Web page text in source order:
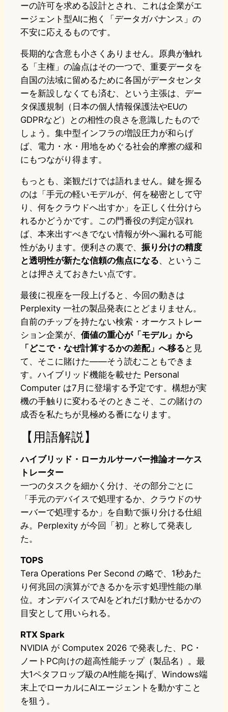
ーの許可を求める設計とされ、これは企業がエ
ージェント型AIに抱く「データガバナンス」の
不安に応えるものです。
長期的な含意も小さくありません。原典が触れ
る「主権」の論点はその一つで、重要データを
自国の法域に留めるために各国がデータセンタ
ーを新設しなくても済む、という主張は、デー
タ保護規制（日本の個人情報保護法やEUの
GDPRなど）との相性の良さを意識したもので
しょう。集中型インフラの増設圧力が和らげ
ば、電力・水・用地をめぐる社会的摩擦の緩和
にもつながり得ます。
もっとも、楽観だけでは語れません。鍵を握る
のは「手元の軽いモデルが、何を秘密として守
り、何をクラウドへ出すか」を正しく仕分けら
れるかどうかです。この門番役の判定が誤れ
ば、本来出すべきでない情報が外へ漏れる可能
性があります。便利さの裏で、 振り分けの精度
と透明性が新たな信頼の焦点になる、というこ
とは押さえておきたい点です。
最後に視座を一段上げると、今回の動きは
Perplexity 一社の製品発表にとどまりません。
自前のチップを持たない検索・オーケストレー
ション企業が、 価値の重心が「モデル」から
「どこで・なぜ計算するかの差配」へ移る と見
て、そこに賭けた——そう読むこともできま
す。ハイブリッド機能を載せた Personal
Computer は7月に登場する予定です。構想が実
機の手触りに変わるそのときこそ、この賭けの
成否を私たちが見極める番になります。
【用語解説】
ハイブリッド・ローカルサーバー推論オーケス
トレーター
一つのタスクを細かく分け、その部分ごとに
「手元のデバイスで処理するか、クラウドのサ
ーバーで処理するか」を自動で振り分ける仕組
み。Perplexity が今回「初」と称して発表し
た。
TOPS
Tera Operations Per Second の略で、1秒あた
り何兆回の演算ができるかを示す処理性能の単
位。オンデバイスでAIをどれだけ動かせるかの
目安として用いられる。
RTX Spark
NVIDIA が Computex 2026 で発表した、PC・
ノートPC向けの超高性能チップ（製品名）。最
大1ペタフロップ級のAI性能を掲げ、Windows端
末上でローカルにAIエージェントを動かすこと
を狙う。